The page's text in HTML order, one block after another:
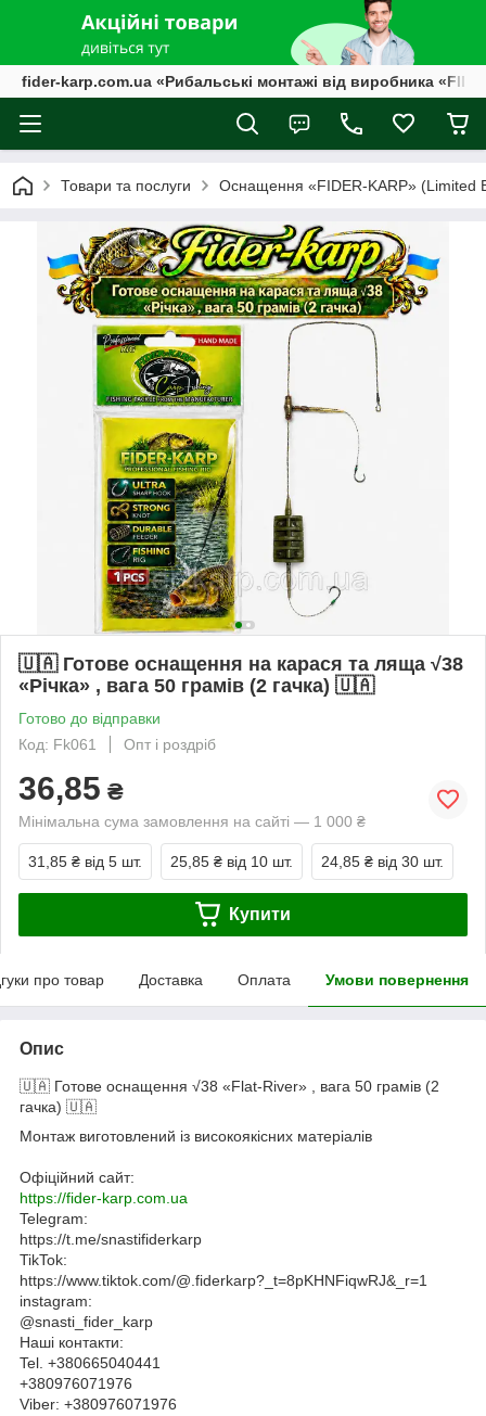
fider-karp.com.ua «Рибальські монтажі від виробника
Товари та послуги Оснащення «FIDER-KARP» (Limited
🇺🇦 Готове оснащення на карася та ляща √38
«Річка» , вага 50 грамів (2 гачка) 🇺🇦
Готово до відправки
Код: Fk061
Опт і роздріб
36,85 ₴
Мінімальна сума замовлення на сайті — 1 000 ₴
31,85 ₴ від 5 шт. 25,85 ₴ від 10 шт. 24,85 ₴ від 30 шт.
Купити
про товар Доставка Оплата Умови повернення
Опис
🇺🇦 Готове оснащення √38 «Flat-River» , вага 50 грамів (2
гачка) 🇺🇦
Монтаж виготовлений із високоякісних матеріалів
Офіційний сайт:
https://fider-karp.com.ua
Telegram:
https://t.me/snastifiderkarp
TikTok:
https://www.tiktok.com/@.fiderkarp?_t=8pKHNFiqwRJ&_r=1
instagram:
@snasti_fider_karp
Наші контакти:
Tel. +380665040441
+380976071976
Viber: +380976071976